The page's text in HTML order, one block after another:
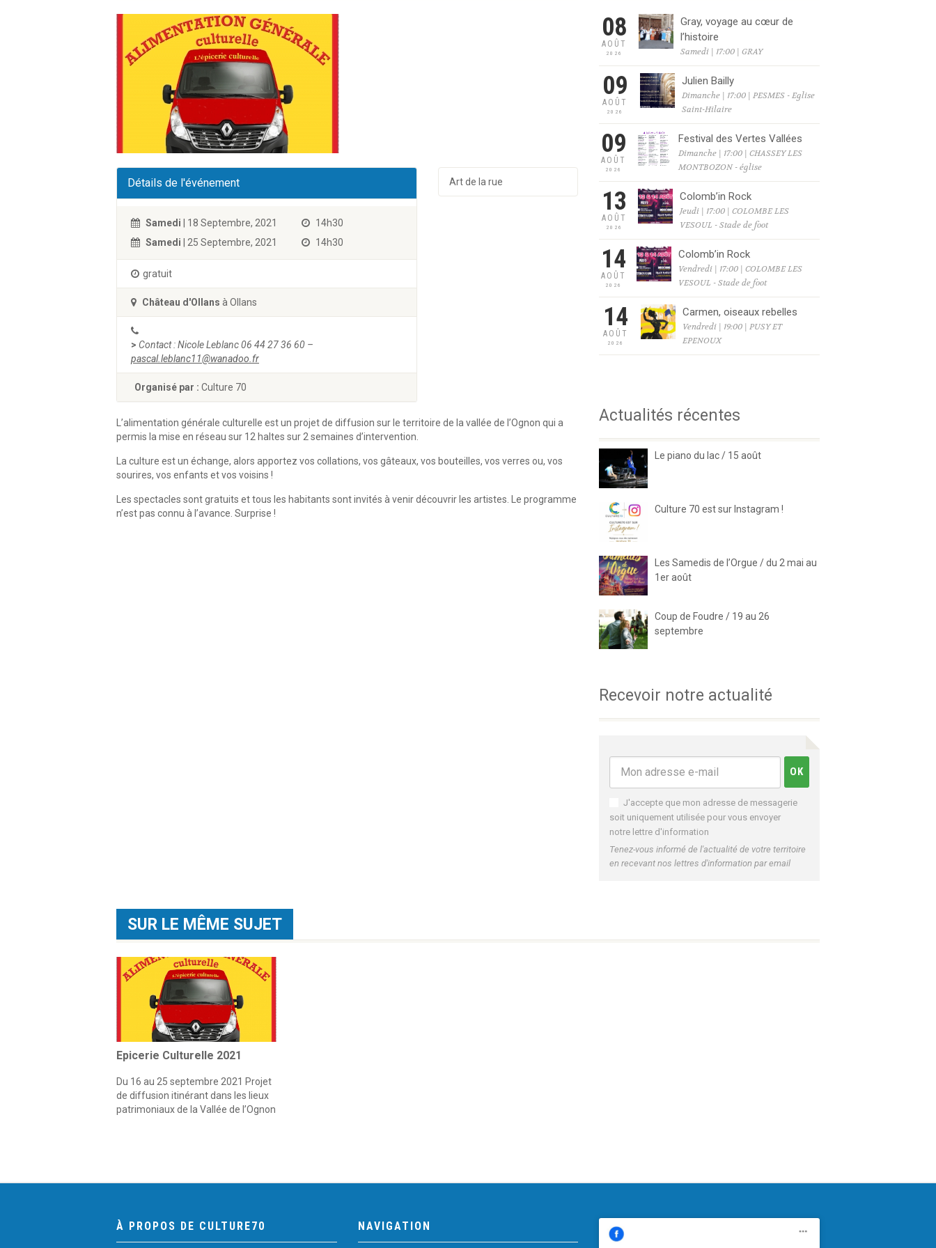
Détails de l'événement
Samedi | 18 Septembre, 2021
14h30
Samedi | 25 Septembre, 2021 14h30
gratuit
Château d'Ollans à Ollans
> Contact : Nicole Leblanc 06 44 27 36 60 –
pascal.leblanc11@wanadoo.fr
Organisé par : Culture 70
Art de la rue
L’alimentation générale culturelle est un projet de diffusion sur le territoire de la vallée de l’Ognon qui a
permis la mise en réseau sur 12 haltes sur 2 semaines d’intervention.
La culture est un échange, alors apportez vos collations, vos gâteaux, vos bouteilles, vos verres ou, vos
sourires, vos enfants et vos voisins !
Les spectacles sont gratuits et tous les habitants sont invités à venir découvrir les artistes. Le programme
n’est pas connu à l’avance. Surprise !
08
AOÛT
2026
Gray, voyage au cœur de
l’histoire
Samedi | 17:00 | GRAY
09
AOÛT
2026
Julien Bailly
Dimanche | 17:00 | PESMES - Eglise
Saint-Hilaire
09
AOÛT
2026
Festival des Vertes Vallées
Dimanche | 17:00 | CHASSEY LES
MONTBOZON - église
13
AOÛT
2026
Colomb’in Rock
Jeudi | 17:00 | COLOMBE LES
VESOUL - Stade de foot
14
AOÛT
2026
Colomb’in Rock
Vendredi | 17:00 | COLOMBE LES
VESOUL - Stade de foot
14
AOÛT
2026
Carmen, oiseaux rebelles
Vendredi | 19:00 | PUSY ET
EPENOUX
Actualités récentes
Le piano du lac / 15 août
Culture 70 est sur Instagram !
Les Samedis de l’Orgue / du 2 mai au
1er août
Coup de Foudre / 19 au 26
septembre
Recevoir notre actualité
J'accepte que mon adresse de messagerie
soit uniquement utilisée pour vous envoyer
notre lettre d'information
Tenez-vous informé de l'actualité de votre territoire
en recevant nos lettres d'information par email
SUR LE MÊME SUJET
Epicerie Culturelle 2021
Du 16 au 25 septembre 2021 Projet
de diffusion itinérant dans les lieux
patrimoniaux de la Vallée de l’Ognon
À PROPOS DE CULTURE70 NAVIGATION